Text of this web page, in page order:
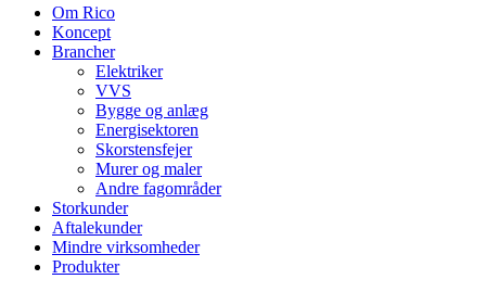
Om Rico
Koncept
Brancher
Elektriker
VVS
Bygge og anlæg
Energisektoren
Skorstensfejer
Murer og maler
Andre fagområder
Storkunder
Aftalekunder
Mindre virksomheder
Produkter